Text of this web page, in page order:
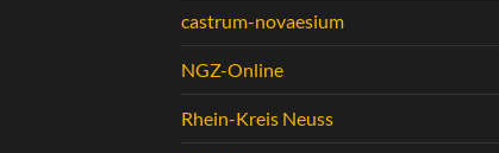
castrum-novaesium
NGZ-Online
Rhein-Kreis Neuss